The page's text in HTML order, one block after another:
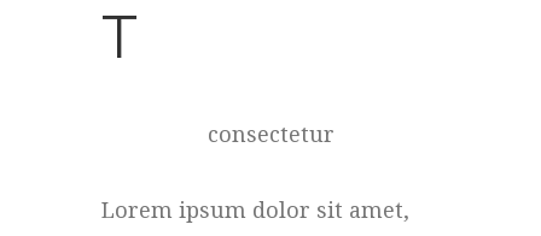
T
consectetur
Lorem ipsum dolor sit amet,